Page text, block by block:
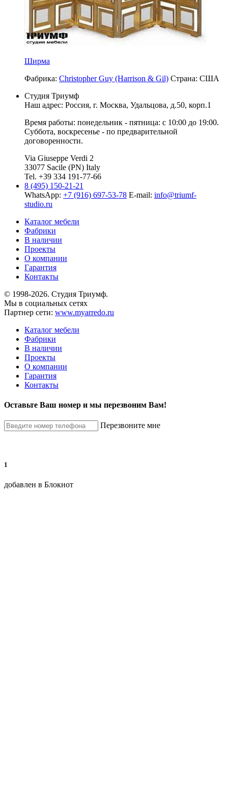
Ширма
Фабрика: Christopher Guy (Harrison & Gil) Страна: США
Студия Триумф
Наш адрес: Россия, г. Москва, Удальцова, д.50, корп.1
Время работы: понедельник - пятница: с 10:00 до 19:00.
Суббота, воскресенье - по предварительной
договоренности.
Via Giuseppe Verdi 2
33077 Sacile (PN) Italy
Tel. +39 334 191-77-66
8 (495) 150-21-21
WhatsApp: +7 (916) 697-53-78 E-mail: info@triumf-
studio.ru
Каталог мебели
Фабрики
В наличии
Проекты
О компании
Гарантия
Контакты
© 1998-2026. Студия Триумф.
Мы в социальных сетях
Партнер сети: www.myarredo.ru
Каталог мебели
Фабрики
В наличии
Проекты
О компании
Гарантия
Контакты
Оставьте Ваш номер и мы перезвоним Вам!
Перезвоните мне
1
добавлен в Блокнот